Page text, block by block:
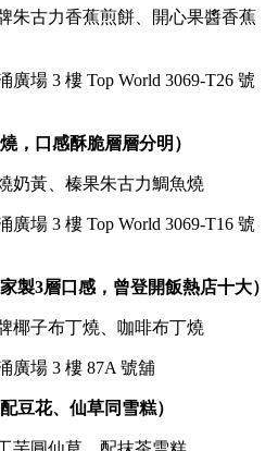
朱古力香蕉煎餅、開心果醬香蕉
廣場 3 樓 Top World 3069-T26 號
，口感酥脆層層分明）
奶黃、榛果朱古力鯛魚燒
廣場 3 樓 Top World 3069-T16 號
製3層口感，曾登開飯熱店十大）
椰子布丁燒、咖啡布丁燒
廣場 3 樓 87A 號舖
豆花、仙草同雪糕）